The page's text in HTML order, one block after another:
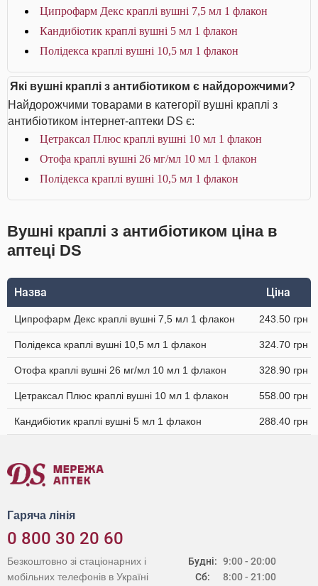
Ципрофарм Декс краплі вушні 7,5 мл 1 флакон
Кандибіотик краплі вушні 5 мл 1 флакон
Полідекса краплі вушні 10,5 мл 1 флакон
Які вушні краплі з антибіотиком є найдорожчими?
Найдорожчими товарами в категорії вушні краплі з
антибіотиком інтернет-аптеки DS є:
Цетраксал Плюс краплі вушні 10 мл 1 флакон
Отофа краплі вушні 26 мг/мл 10 мл 1 флакон
Полідекса краплі вушні 10,5 мл 1 флакон
Вушні краплі з антибіотиком ціна в
аптеці DS
Назва Ціна
Ципрофарм Декс краплі вушні 7,5 мл 1 флакон 243.50 грн
Полідекса краплі вушні 10,5 мл 1 флакон 324.70 грн
Отофа краплі вушні 26 мг/мл 10 мл 1 флакон 328.90 грн
Цетраксал Плюс краплі вушні 10 мл 1 флакон 558.00 грн
Кандибіотик краплі вушні 5 мл 1 флакон 288.40 грн
Гаряча лінія
0 800 30 20 60
Будні:
Сб:
9:00 - 20:00
8:00 - 21:00
Безкоштовно зі стаціонарних і
мобільних телефонів в Україні